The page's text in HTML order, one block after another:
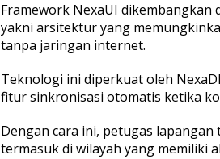
Framework NexaUI
yakni arsitektur yang
tanpa jaringan internet.
Teknologi ini diperkuat oleh
fitur sinkronisasi otomatis ketika
Dengan cara ini, petugas
termasuk di wilayah yang memiliki